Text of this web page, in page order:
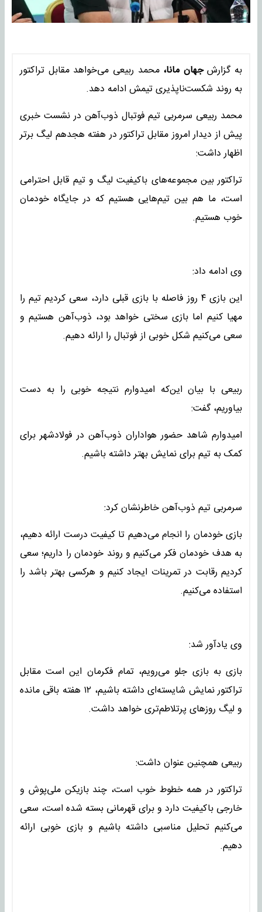
به گزارشجهان مانا،محمد ربیعی می‌خواهد مقابل تراکتور
به روند شکست‌ناپذیری تیمش ادامه دهد.
محمد ربیعی سرمربی تیم فوتبال ذوب‌آهن در نشست خبری
پیش از دیدار امروز مقابل تراکتور در هفته هجدهم لیگ برتر
اظهار داشت:
تراکتور بین مجموعه‌های باکیفیت لیگ و تیم قابل احترامی
است، ما هم بین تیم‌هایی هستیم که در جایگاه خودمان
خوب هستیم.
وی ادامه داد:
این بازی ۴ روز فاصله با بازی قبلی دارد، سعی کردیم تیم را
مهیا کنیم اما بازی سختی خواهد بود، ذوب‌آهن هستیم و
سعی می‌کنیم شکل خوبی از فوتبال را ارائه دهیم.
ربیعی با بیان این‌که امیدوارم نتیجه خوبی را به دست
بیاوریم، گفت:
امیدوارم شاهد حضور هواداران ذوب‌آهن در فولادشهر برای
کمک به تیم برای نمایش بهتر داشته باشیم.
سرمربی تیم ذوب‌آهن خاطرنشان کرد:
بازی خودمان را انجام می‌دهیم تا کیفیت درست ارائه دهیم،
به هدف خودمان فکر می‌کنیم و روند خودمان را داریم؛ سعی
کردیم رقابت در تمرینات ایجاد کنیم و هرکسی بهتر باشد را
استفاده می‌کنیم.
وی یادآور شد:
بازی به بازی جلو می‌رویم، تمام فکرمان این است مقابل
تراکتور نمایش شایسته‌ای داشته باشیم، ۱۲ هفته باقی مانده
و لیگ روزهای پرتلاطم‌تری خواهد داشت.
ربیعی همچنین عنوان داشت:
تراکتور در همه خطوط خوب است، چند بازیکن ملی‌پوش و
خارجی باکیفیت دارد و برای قهرمانی بسته شده است، سعی
می‌کنیم تحلیل مناسبی داشته باشیم و بازی خوبی ارائه
دهیم.